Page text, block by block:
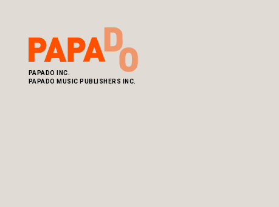
PAPADO INC.
PAPADO MUSIC PUBLISHERS INC.